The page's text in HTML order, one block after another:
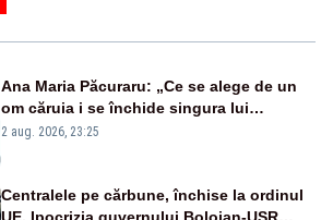
Ana Maria Păcuraru: „Ce se alege de un
om căruia i se închide singura lui
portiță?”
2 aug. 2026, 23:25
Centralele pe cărbune, închise la ordinul
UE. Ipocrizia guvernului Bolojan-USR